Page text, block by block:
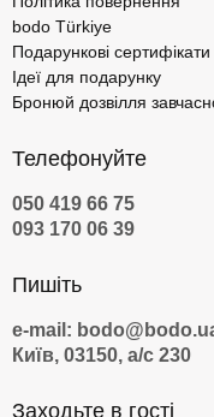
bodo Türkiye
Подарункові сертифікати
Ідеї для подарунку
Бронюй дозвілля
Телефонуйте
050 419 66 75
093 170 06 39
Пишіть
e-mail:
Київ, 03150, а/с 230
Заходьте в гості